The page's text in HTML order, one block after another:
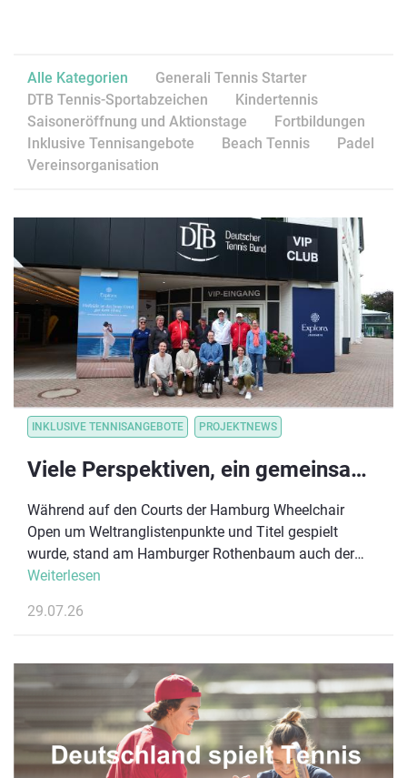
Alle Kategorien
Generali Tennis Starter
DTB Tennis-Sportabzeichen
Kindertennis
Saisoneröffnung und Aktionstage
Fortbildungen
Inklusive Tennisangebote
Beach Tennis
Padel
Vereinsorganisation
INKLUSIVE TENNISANGEBOTE PROJEKTNEWS
Viele Perspektiven, ein gemeinsames Ziel: Para-Tennis-Disziplinen im Austausch
Während auf den Courts der Hamburg Wheelchair
Open um Weltranglistenpunkte und Titel gespielt
wurde, stand am Hamburger Rothenbaum auch der
Austausch über die Zukunft des inklusiven
Rollstuhl-Damentennisturniers Deutschlands lud der
verschiedener Para-Tennis-Disziplinen zu einem
Runden Tisch der Inklusion ein.
Weiterlesen
29.07.26